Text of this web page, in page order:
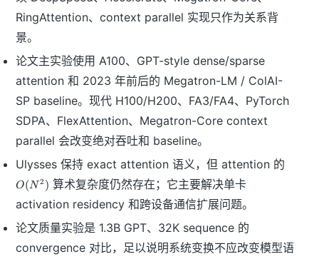
RingAttention、context parallel 实现只作为关系背
景。
论文主实验使用 A100、GPT-style dense/sparse
attention 和 2023 年前后的 Megatron-LM / ColAI-
SP baseline。现代 H100/H200、FA3/FA4、PyTorch
SDPA、FlexAttention、Megatron-Core context
parallel 会改变绝对吞吐和 baseline。
Ulysses 保持 exact attention 语义，但 attention 的
O(N2 ) 算术复杂度仍然存在；它主要解决单卡
activation residency 和跨设备通信扩展问题。
论文质量实验是 1.3B GPT、32K sequence 的
convergence 对比，足以说明系统变换不应改变模型语